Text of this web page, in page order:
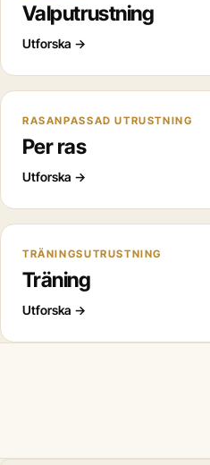
Valputrustning
Utforska →
RASANPASSAD UTRUSTNING
Per ras
Utforska →
TRÄNINGSUTRUSTNING
Träning
Utforska →